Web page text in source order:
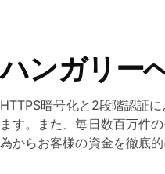
ハンガリー
HTTPS暗号化と2段階認証
ます。また、毎日数百万件
為からお客様の資金を徹底的